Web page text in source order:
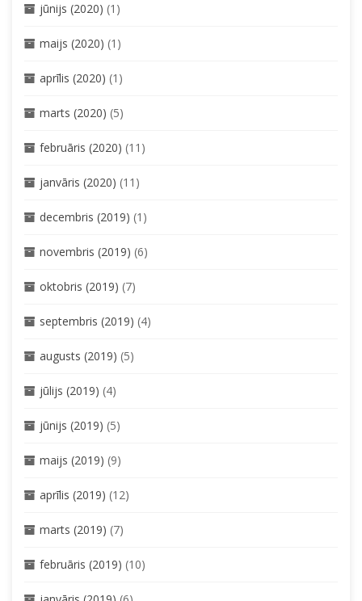
jūnijs (2020) (1)
maijs (2020) (1)
aprīlis (2020) (1)
marts (2020) (5)
februāris (2020) (11)
janvāris (2020) (11)
decembris (2019) (1)
novembris (2019) (6)
oktobris (2019) (7)
septembris (2019) (4)
augusts (2019) (5)
jūlijs (2019) (4)
jūnijs (2019) (5)
maijs (2019) (9)
aprīlis (2019) (12)
marts (2019) (7)
februāris (2019) (10)